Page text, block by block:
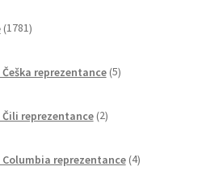
1781izdelkov
Češka reprezentance 5izdelkov
Čili reprezentance 2izdelka
Columbia reprezentance 4izdelki